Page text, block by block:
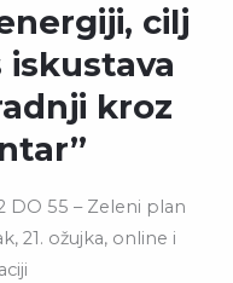
cilj
iskustava
kroz
DO 55 – Zeleni plan
21. ožujka, online i